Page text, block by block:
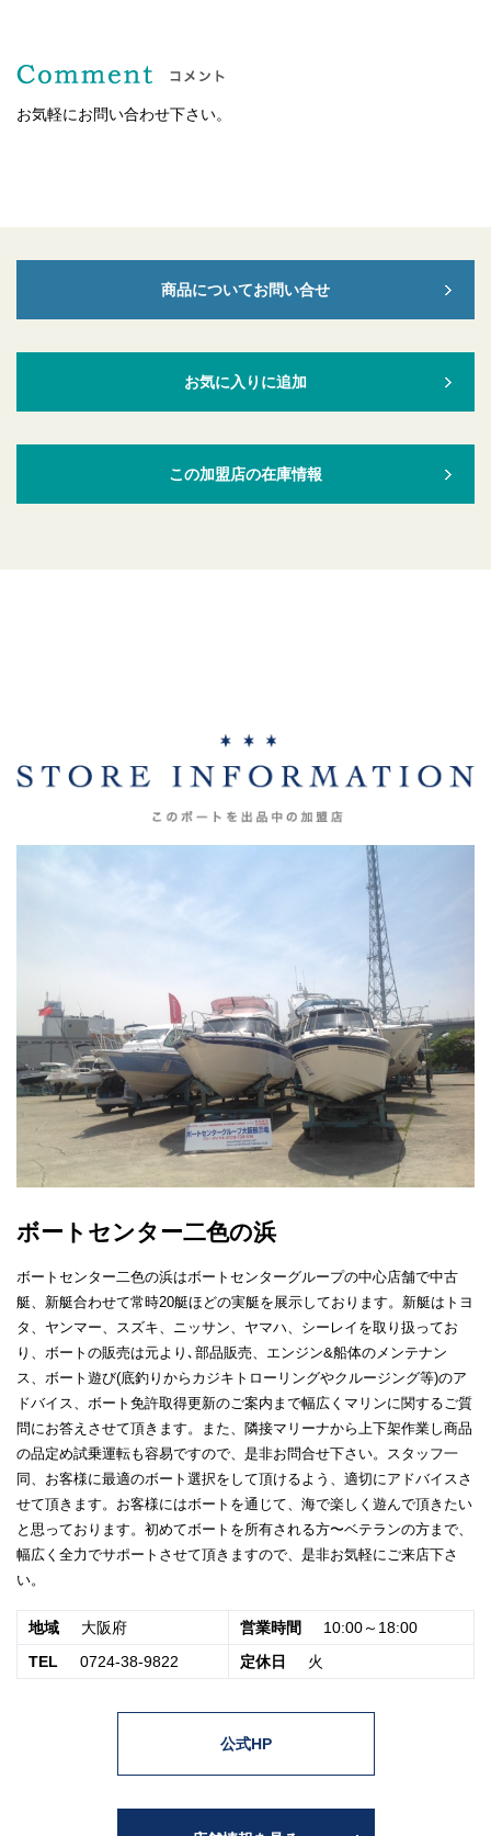
お気軽にお問い合わせ下さい。
商品についてお問い合せ
お気に入りに追加
この加盟店の在庫情報
ボートセンター二色の浜
ボートセンター二色の浜はボートセンターグループの中心店舗で中古
艇、新艇合わせて常時20艇ほどの実艇を展示しております。新艇はトヨ
タ、ヤンマー、スズキ、ニッサン、ヤマハ、シーレイを取り扱ってお
り、ボートの販売は元より､部品販売、エンジン&船体のメンテナン
ス、ボート遊び(底釣りからカジキトローリングやクルージング等)のア
ドバイス、ボート免許取得更新のご案内まで幅広くマリンに関するご質
問にお答えさせて頂きます。また、隣接マリーナから上下架作業し商品
の品定め試乗運転も容易ですので、是非お問合せ下さい。スタッフ一
同、お客様に最適のボート選択をして頂けるよう、適切にアドバイスさ
せて頂きます。お客様にはボートを通じて、海で楽しく遊んで頂きたい
と思っております。初めてボートを所有される方〜ベテランの方まで、
幅広く全力でサポートさせて頂きますので、是非お気軽にご来店下さ
い。
地域 大阪府 営業時間
10:00～18:00
TEL
0724-38-9822 定休日 火
公式HP